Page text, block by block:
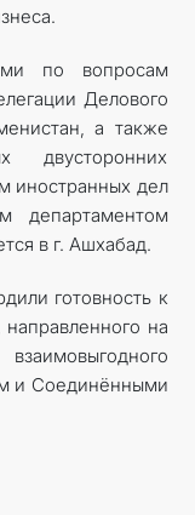
по вопросам
Делового
а также
двусторонних
иностранных дел
департаментом
в г. Ашхабад.
готовность к
на
и Соединёнными